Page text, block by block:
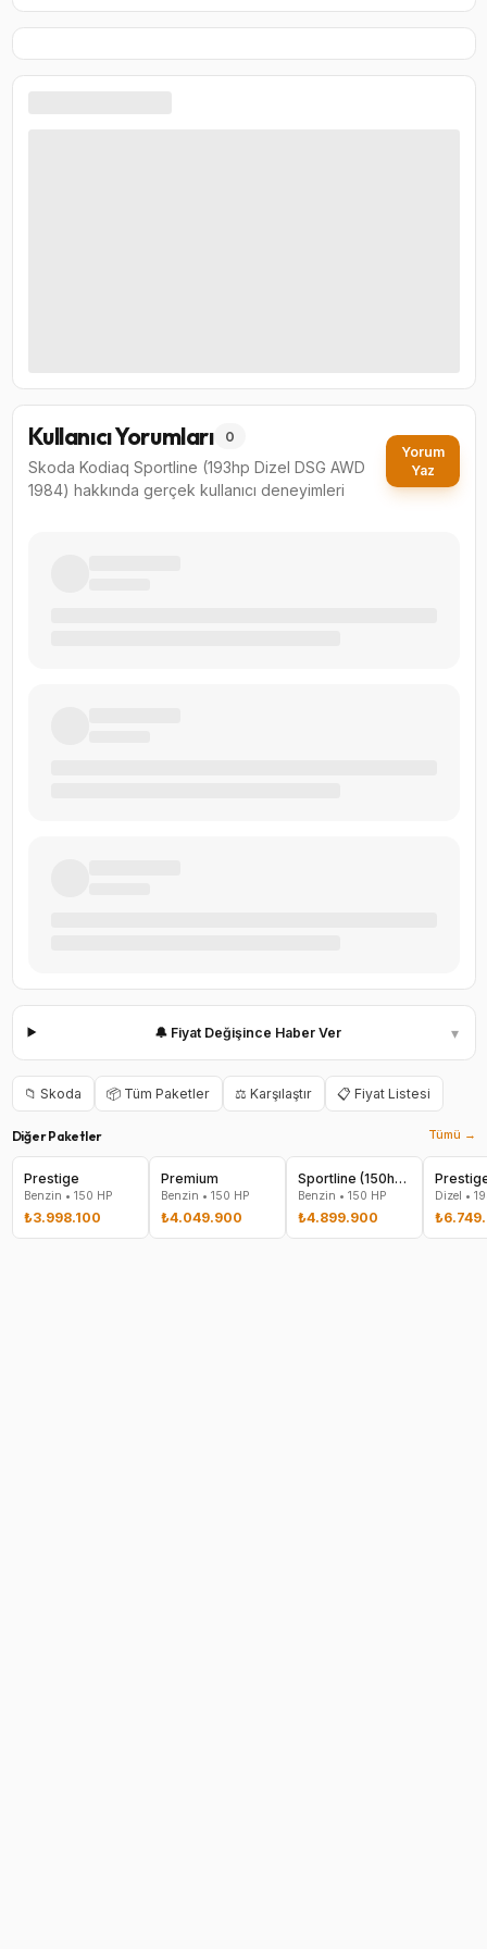
Kullanıcı Yorumları 0
Skoda Kodiaq Sportline (193hp Dizel DSG AWD
1984) hakkında gerçek kullanıcı deneyimleri
Yorum
Yaz
🔔 Fiyat Değişince Haber Ver ▾
📁 Skoda 📦 Tüm Paketler ⚖️ Karşılaştır 📋 Fiyat Listesi
Diğer Paketler Tümü →
Prestige
Benzin • 150 HP
₺3.998.100
Premium
Benzin • 150 HP
₺4.049.900
Sportline (150hp Benzin MHEV DSG 1498)
Benzin • 150 HP
₺4.899.900
Dizel •